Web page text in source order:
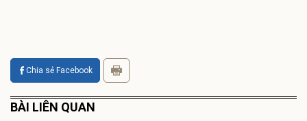
Chia sẻ Facebook
BÀI LIÊN QUAN